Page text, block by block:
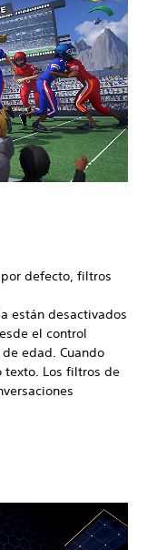
defecto, filtros
están desactivados
el control
edad. Cuando
texto. Los filtros de